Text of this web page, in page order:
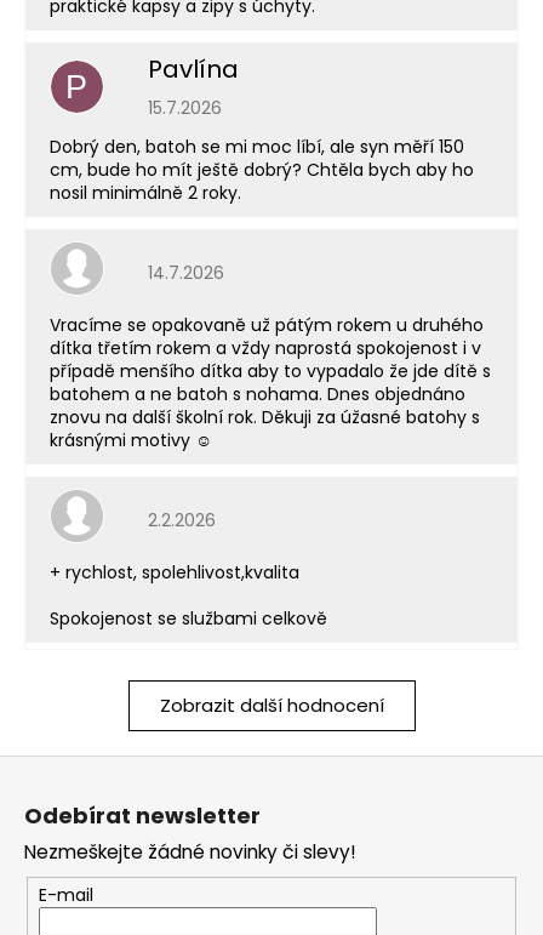
praktické kapsy a zipy s úchyty.
P Pavlína
Hodnocení obchodu je 5 z 5 hvězdiček.
15.7.2026
Dobrý den, batoh se mi moc líbí, ale syn měří 150
cm, bude ho mít ještě dobrý? Chtěla bych aby ho
nosil minimálně 2 roky.
Hodnocení obchodu je 5 z 5 hvězdiček.
14.7.2026
Vracíme se opakovaně už pátým rokem u druhého
dítka třetím rokem a vždy naprostá spokojenost i v
případě menšího dítka aby to vypadalo že jde dítě s
batohem a ne batoh s nohama. Dnes objednáno
znovu na další školní rok. Děkuji za úžasné batohy s
krásnými motivy ☺️
Hodnocení obchodu je 5 z 5 hvězdiček.
2.2.2026
+ rychlost, spolehlivost,kvalita
Spokojenost se službami celkově
Zobrazit další hodnocení
Z
Odebírat newsletter
Nezmeškejte žádné novinky či slevy!
E-mail